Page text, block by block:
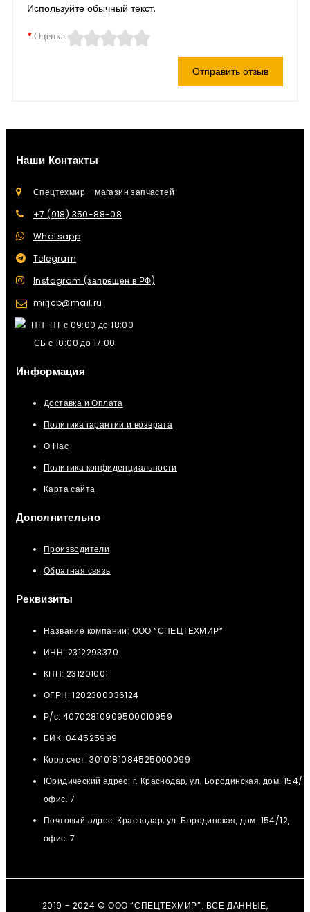
Используйте обычный текст.
Оценка:
Отправить отзыв
Наши Контакты
Спецтехмир - магазин запчастей
+7 (918) 350-88-08
Whatsapp
Telegram
Instagram (запрещен в РФ)
mirjcb@mail.ru
ПН-ПТ с 09:00 до 18:00
СБ с 10:00 до 17:00
Информация
Доставка и Оплата
Политика гарантии и возврата
О Нас
Политика конфиденциальности
Карта сайта
Дополнительно
Производители
Обратная связь
Реквизиты
Название компании: ООО “СПЕЦТЕХМИР“
ИНН: 2312293370
КПП: 231201001
ОГРН: 1202300036124
Р/с: 40702810909500010959
БИК: 044525999
Корр.счет: 3010181084525000099
Юридический адрес: г. Краснодар, ул. Бородинская, дом. 154/
офис. 7
Почтовый адрес: Краснодар, ул. Бородинская, дом. 154/12,
офис. 7
2019 - 2024 © ООО “СПЕЦТЕХМИР”. ВСЕ ДАННЫЕ,